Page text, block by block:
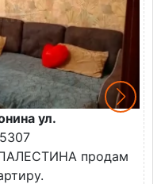
ул.
ПАЛЕСТИНА продам